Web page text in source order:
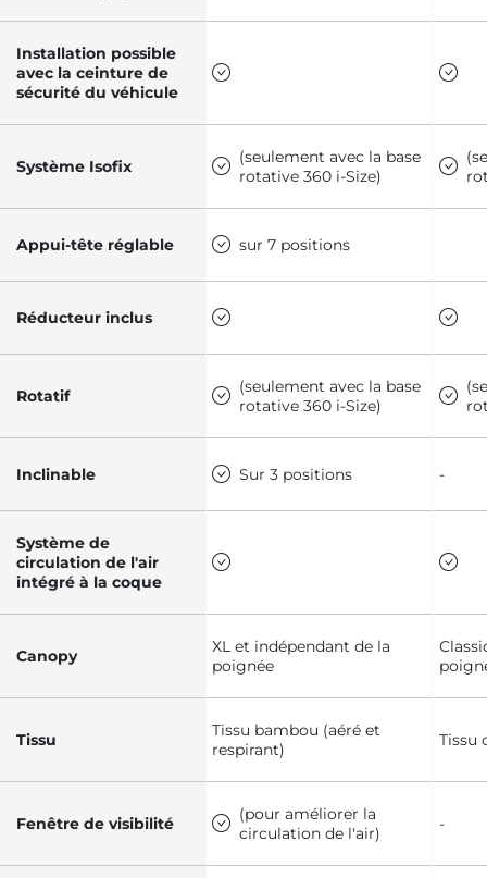
Installation possible
avec la ceinture de
sécurité du véhicule
Système Isofix
(seulement avec la base
rotative 360 i-Size)
Appui-tête réglable sur 7 positions
Réducteur inclus
Rotatif
(seulement avec la base
rotative 360 i-Size)
Inclinable Sur 3 positions -
Système de
circulation de l'air
intégré à la coque
Canopy
XL et indépendant de la
poignée
Tissu
Tissu bambou (aéré et
respirant)
Tissu
Fenêtre de visibilité
(pour améliorer la
circulation de l'air)
-